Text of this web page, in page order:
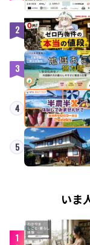
2
3
4
5
いま
1